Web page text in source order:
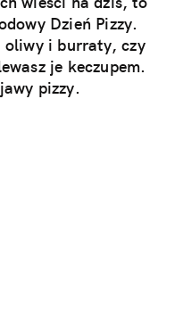
Dzień Pizzy.
oliwy i burraty, czy
je keczupem.
pizzy.